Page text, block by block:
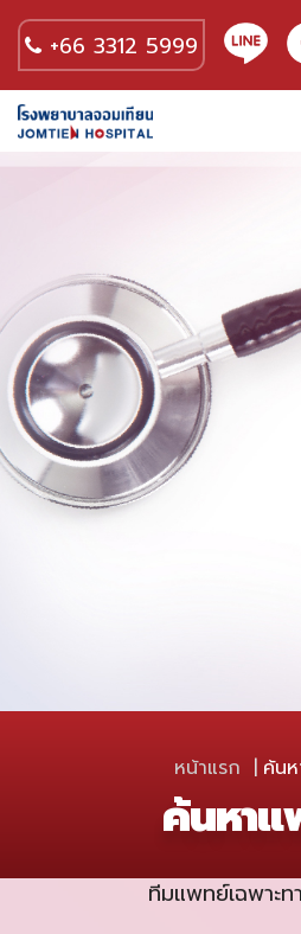
+66 3312 5999
หน้าแรก ค้น
ค้นหา
ทีมแพทย์เฉพาะท